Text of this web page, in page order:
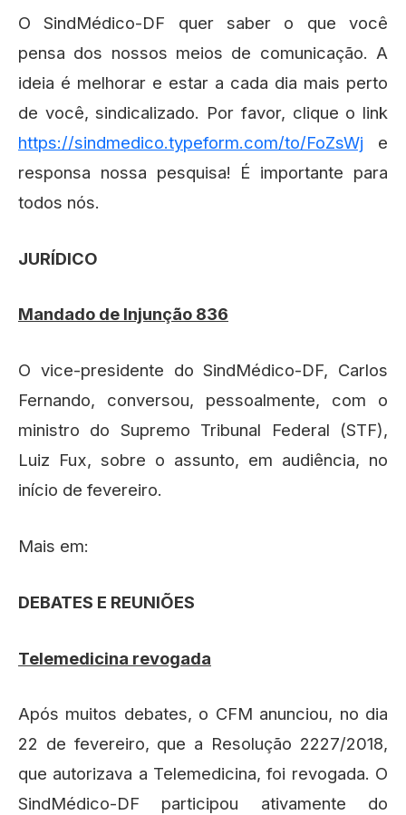
O SindMédico-DF quer saber o que você
pensa dos nossos meios de comunicação. A
ideia é melhorar e estar a cada dia mais perto
de você, sindicalizado. Por favor, clique o link
https://sindmedico.typeform.com/to/FoZsWj e
responsa nossa pesquisa! É importante para
todos nós.
JURÍDICO
Mandado de Injunção 836
O vice-presidente do SindMédico-DF, Carlos
Fernando, conversou, pessoalmente, com o
ministro do Supremo Tribunal Federal (STF),
Luiz Fux, sobre o assunto, em audiência, no
início de fevereiro.
Mais em:
DEBATES E REUNIÕES
Telemedicina revogada
Após muitos debates, o CFM anunciou, no dia
22 de fevereiro, que a Resolução 2227/2018,
que autorizava a Telemedicina, foi revogada. O
SindMédico-DF participou ativamente do